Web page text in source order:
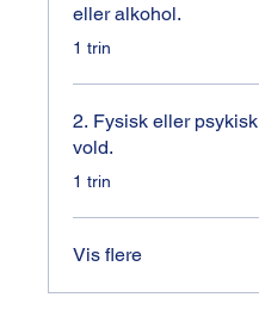
eller alkohol.
.1 trin
2. Fysisk eller psykisk
vold.
.1 trin
Vis flere